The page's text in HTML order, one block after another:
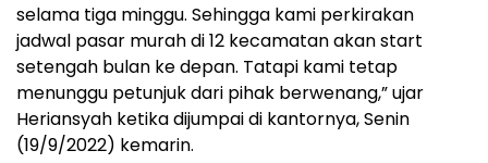
selama tiga minggu. Sehingga kami perkirakan
jadwal pasar murah di 12 kecamatan akan start
setengah bulan ke depan. Tatapi kami tetap
menunggu petunjuk dari pihak berwenang,” ujar
Heriansyah ketika dijumpai di kantornya, Senin
(19/9/2022) kemarin.